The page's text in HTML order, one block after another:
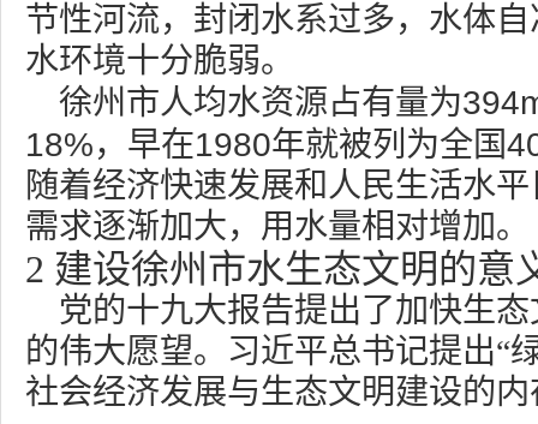
节性河流，封闭水系过多，水体
水环境十分脆弱。
徐州市人均水资源占有量为
18%，早在1980年就被列为全国
随着经济快速发展和人民生活水
需求逐渐加大，用水量相对增加。
2 建设徐州市水生态文明的意
党的十九大报告提出了加快生
的伟大愿望。习近平总书记提出“
社会经济发展与生态文明建设的